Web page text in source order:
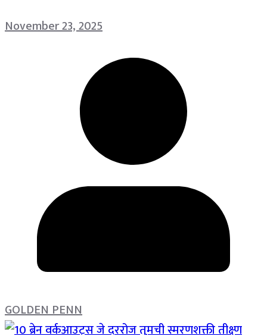
November 23, 2025
GOLDEN PENN